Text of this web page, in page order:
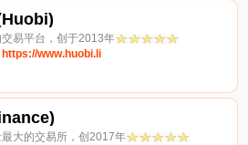
易平台，创于2013年
https://www.huobi.li
大的交易所，创2017年